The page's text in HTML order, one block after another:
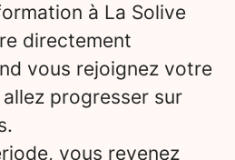
à La Solive
directement
vous rejoignez votre
progresser sur
vous revenez